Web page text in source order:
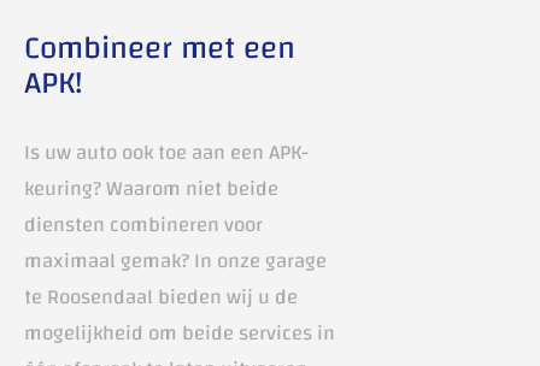
Combineer met een
APK!
Is uw auto ook toe aan een APK-
keuring? Waarom niet beide
diensten combineren voor
maximaal gemak? In onze garage
te Roosendaal bieden wij u de
mogelijkheid om beide services in